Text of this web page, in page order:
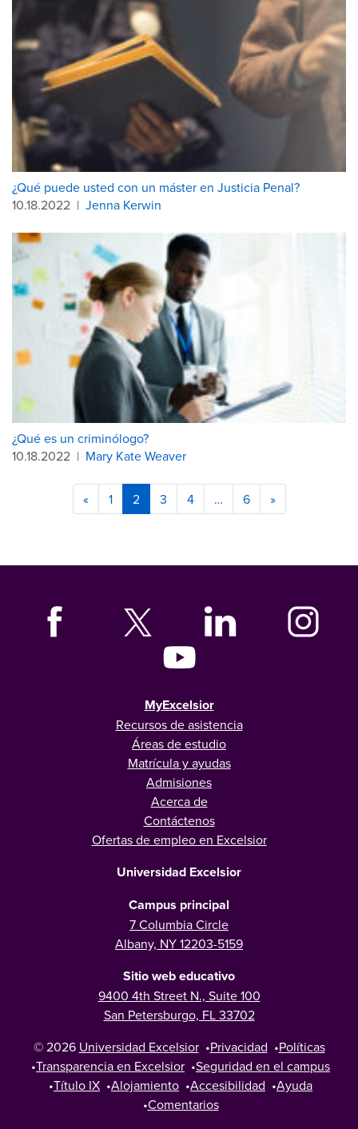
¿Qué puede usted con un máster en Justicia Penal?
10.18.2022 | Jenna Kerwin
¿Qué es un criminólogo?
10.18.2022 | Mary Kate Weaver
« 1 2 3 4 … 6 »
MyExcelsior
Recursos de asistencia
Áreas de estudio
Matrícula y ayudas
Admisiones
Acerca de
Contáctenos
Ofertas de empleo en Excelsior
Universidad Excelsior
Campus principal
7 Columbia Circle
Albany, NY 12203-5159
Sitio web educativo
9400 4th Street N., Suite 100
San Petersburgo, FL 33702
© 2026 Universidad Excelsior •Privacidad •Políticas
•Transparencia en Excelsior •Seguridad en el campus
•Título IX •Alojamiento •Accesibilidad •Ayuda
•Comentarios